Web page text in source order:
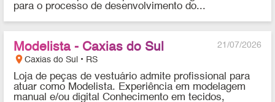
para o processo de desenvolvimento do...
21/07/2026
Modelista - Caxias do Sul
location_onCaxias do Sul • RS
Loja de peças de vestuário admite profissional para
atuar como Modelista. Experiência em modelagem
manual e/ou digital Conhecimento em tecidos,